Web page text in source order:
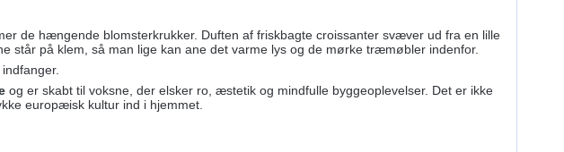
de hængende blomsterkrukker. Duften af friskbagte croissanter svæver ud fra en lille
står på klem, så man lige kan ane det varme lys og de mørke træmøbler indenfor.
indfanger.
og er skabt til voksne, der elsker ro, æstetik og mindfulle byggeoplevelser. Det er ikke
europæisk kultur ind i hjemmet.